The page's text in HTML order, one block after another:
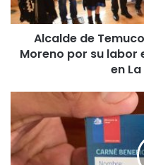
d
e
d
e
s
Alcalde de
Moreno por su labor
en
s
p
i